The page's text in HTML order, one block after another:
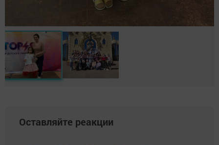
Оставляйте реакции